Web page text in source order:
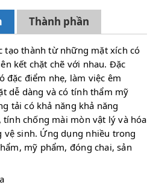
Thành phần
tạo thành từ những mặt xích có
kết chặt chẽ với nhau. Đặc
đặc điểm nhẹ, làm việc êm
dễ dàng và có tính thẩm mỹ
tải có khả năng khả năng
chống mài mòn vật lý và hóa
vệ sinh. Ứng dụng nhiều trong
mỹ phẩm, đóng chai, sản